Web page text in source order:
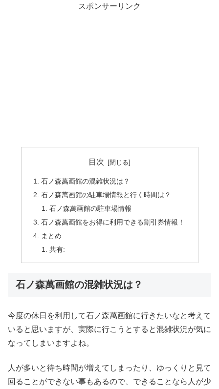
スポンサーリンク
目次
石ノ森萬画館の混雑状況は？
石ノ森萬画館の駐車場情報と行く時間は？
石ノ森萬画館の駐車場情報
石ノ森萬画館をお得に利用できる割引券情報！
まとめ
共有:
石ノ森萬画館の混雑状況は？
今度の休日を利用して石ノ森萬画館に行きたいなと考えて
いると思いますが、実際に行こうとすると混雑状況が気に
なってしまいますよね。
人が多いと待ち時間が増えてしまったり、ゆっくりと見て
回ることができない事もあるので、できることなら人が少